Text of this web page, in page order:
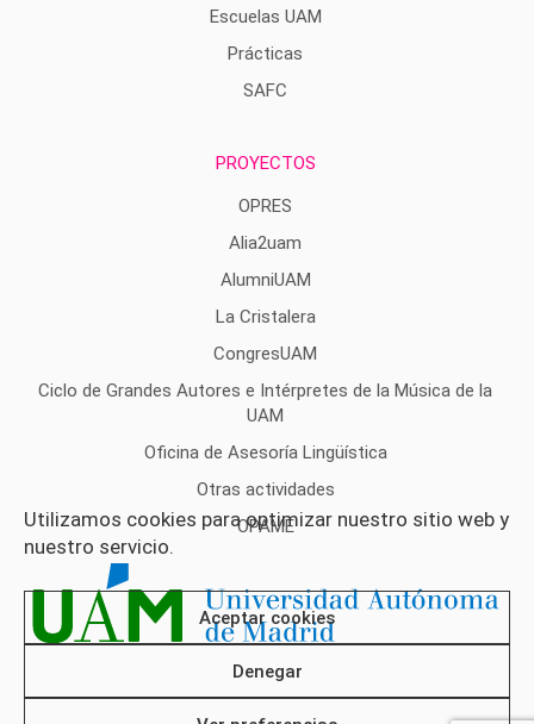
Utilizamos cookies para optimizar nuestro sitio web y
nuestro servicio.
Aceptar cookies
Denegar
Escuelas UAM
Prácticas
SAFC
PROYECTOS
OPRES
Alia2uam
AlumniUAM
La Cristalera
CongresUAM
Ciclo de Grandes Autores e Intérpretes de la Música de la
UAM
Oficina de Asesoría Lingüística
Otras actividades
OPAME